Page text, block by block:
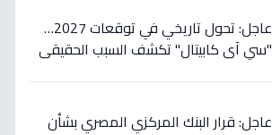
عاجل: تحول تاريخي في توقعات 2027…
"سي آي كابيتال" تكشف السبب الحقيقي
عاجل: قرار البنك المركزي المصري بشأن